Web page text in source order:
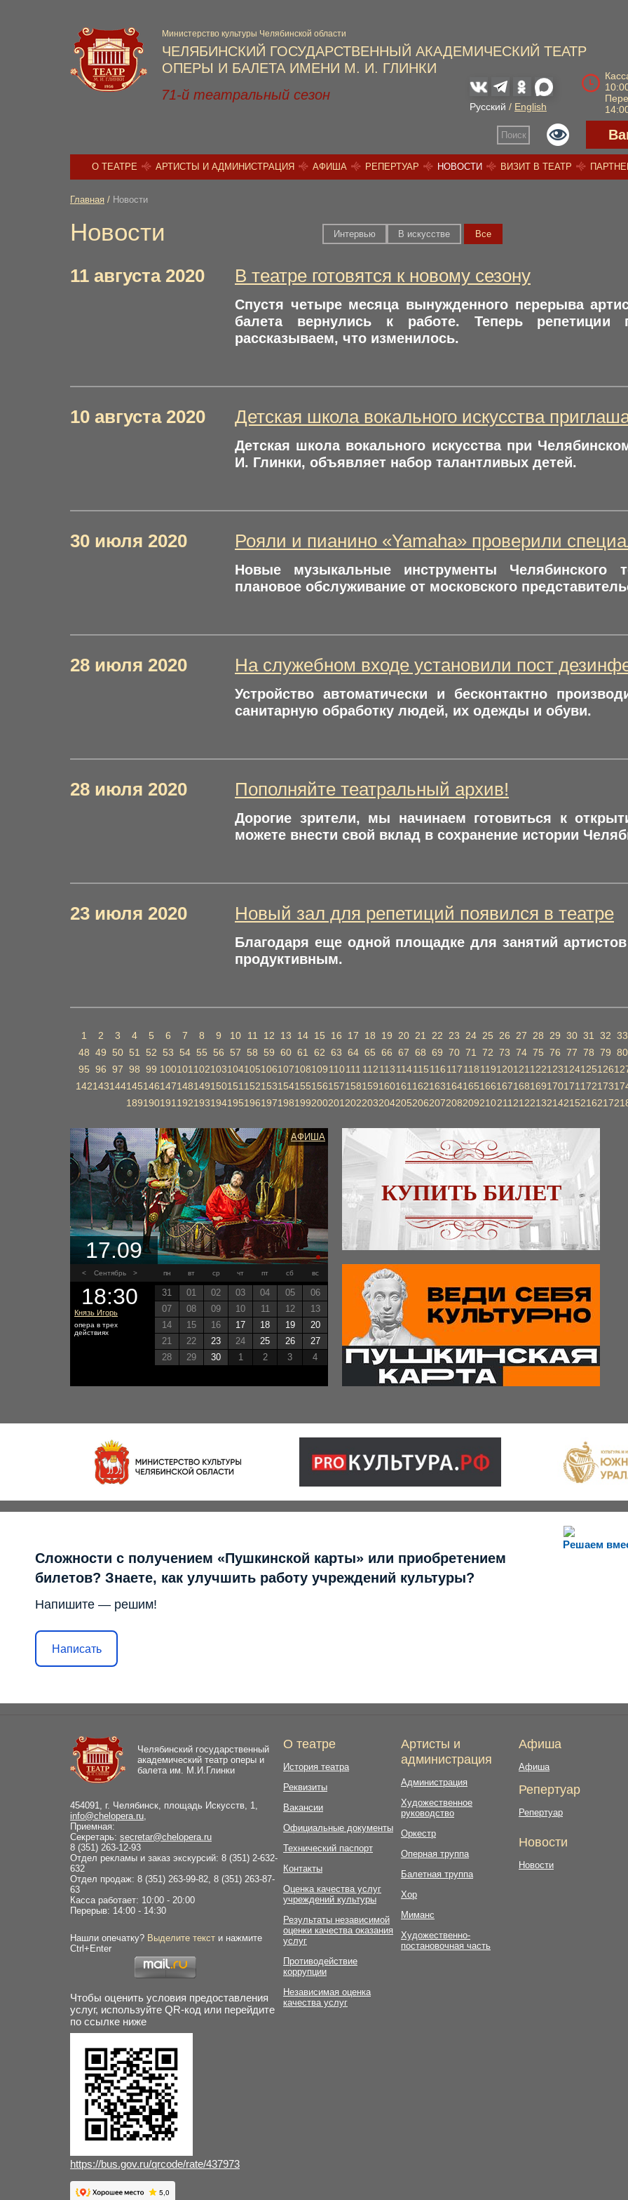
ЧЕЛЯБИНСКИЙ ГОСУДАРСТВЕННЫЙ АКАДЕМИЧЕСКИЙ ТЕАТР
ОПЕРЫ И БАЛЕТА ИМЕНИ М. И. ГЛИНКИ
Министерство культуры Челябинской области
Русский / English
71-й театральный сезон
Поиск
О ТЕАТРЕ АРТИСТЫ И АДМИНИСТРАЦИЯ АФИША РЕПЕРТУАР НОВОСТИ ВИЗИТ В ТЕАТР
Главная / Новости
Новости Интервью В искусстве Вce
11 августа 2020 В театре готовятся к новому сезону
Спустя четыре месяца вынужденного перерыва
балета вернулись к работе. Теперь
рассказываем, что изменилось.
10 августа 2020 Детская школа вокального искусства
Детская школа вокального искусства при
И. Глинки, объявляет набор талантливых детей.
30 июля 2020 Рояли и пианино «Yamaha» проверили
Новые музыкальные инструменты
плановое обслуживание от московского
28 июля 2020 На служебном входе установили пост
Устройство автоматически и бесконтактно
санитарную обработку людей, их одежды и обуви.
28 июля 2020 Пополняйте театральный архив!
Дорогие зрители, мы начинаем готовиться к
можете внести свой вклад в сохранение истории
23 июля 2020 Новый зал для репетиций появился в театре
Благодаря еще одной площадке для занятий
продуктивным.
1 2 3 4 5 6 7 8 9 10 11 12 13 14 15 16 17 18 19 20 21 22 23 24 25 26 27 28 29 30 31 32 33
48 49 50 51 52 53 54 55 56 57 58 59 60 61 62 63 64 65 66 67 68 69 70 71 72 73 74 75 76 77 78 79 80
95 96 97 98 99 100101 102103104105106107108109110111 112113114115116117118119120121 122123124125126
142143144145146147148149150151 152153154155156157158159160161 162163164165166167168169170171 172173
189190191 192193194195196197198199200201 202203204205206207208209210211 212213214215216217
АФИША
< Сентябрь > пн вт ср чт пт сб вс
31 01 02 03 04 05
06
07
08 09 10 11 12
13
14
15 16 17 18 19
20
21
22 23 24 25 26
27
28
29 30 1 2 3 4
17.09
18:30
Князь Игорь
опера в трех
действиях
КУПИТЬ БИЛЕТ
Решаем
Сложности с получением «Пушкинской карты» или приобретением
билетов? Знаете, как улучшить работу учреждений культуры?
Напишите — решим!
Написать
Челябинский государственный
академический театр оперы и
балета им. М.И.Глинки
454091, г. Челябинск, площадь Искусств, 1,
info@chelopera.ru,
Приемная:
Секретарь: secretar@chelopera.ru
8 (351) 263-12-93
Отдел рекламы и заказ экскурсий: 8 (351) 2-632-
632
Отдел продаж: 8 (351) 263-99-82, 8 (351) 263-87-
63
Касса работает: 10:00 - 20:00
Перерыв: 14:00 - 14:30
Нашли опечатку? Выделите текст и нажмите
Ctrl+Enter
Чтобы оценить условия предоставления
услуг, используйте QR-код или перейдите
по ссылке ниже
https://bus.gov.ru/qrcode/rate/437973
О театре
История театра
Реквизиты
Вакансии
Официальные документы
Технический паспорт
Контакты
Оценка качества услуг
учреждений культуры
Результаты независимой
оценки качества оказания
услуг
Противодействие
коррупции
Независимая оценка
качества услуг
Артисты и
администрация
Администрация
Художественное
руководство
Оркестр
Оперная труппа
Балетная труппа
Хор
Миманс
Художественно-
постановочная часть
Афиша
Афиша
Репертуар
Репертуар
Новости
Новости